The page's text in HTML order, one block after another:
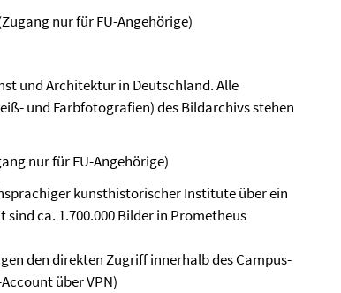
nur für FU-Angehörige)
und Architektur in Deutschland. Alle
und Farbfotografien) des Bildarchivs stehen
nur für FU-Angehörige)
kunsthistorischer Institute über ein
ca. 1.700.000 Bilder in Prometheus
den direkten Zugriff innerhalb des Campus-
über VPN)